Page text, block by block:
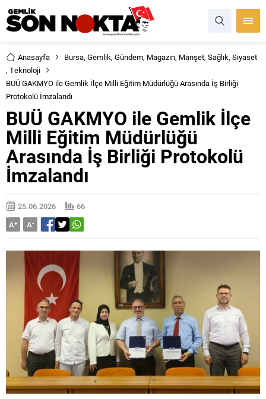
Anasayfa Bursa, Gemlik, Gündem, Magazin, Manşet, Sağlık, Siyaset
, Teknoloji
BUÜ GAKMYO ile Gemlik İlçe Milli Eğitim Müdürlüğü Arasında İş Birliği
Protokolü İmzalandı
BUÜ GAKMYO ile Gemlik İlçe
Milli Eğitim Müdürlüğü
Arasında İş Birliği Protokolü
İmzalandı
25.06.2026
66
A+ A-